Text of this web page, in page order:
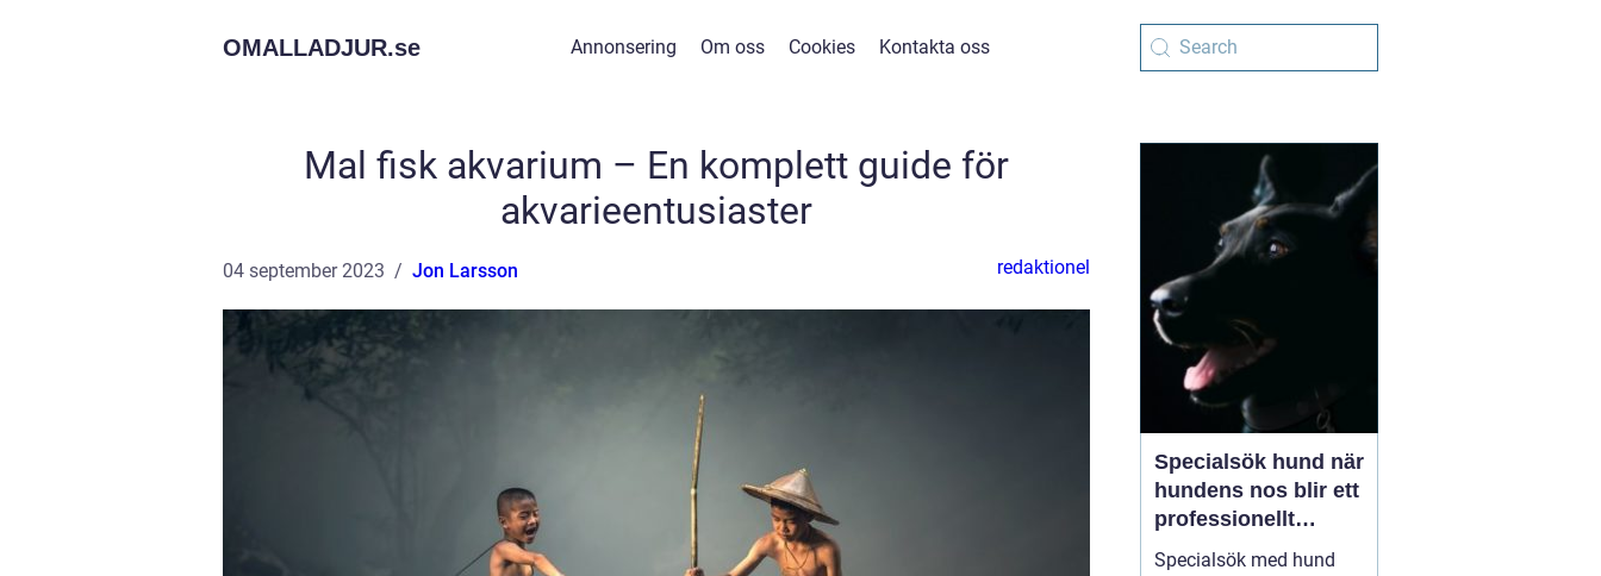
OMALLADJUR.se Annonsering Om oss Cookies Kontakta oss
Mal fisk akvarium – En komplett guide för
akvarieentusiaster
04 september 2023 Jon Larsson redaktionel
Specialsök hund när
hundens nos blir ett
professionellt
verktyg
Specialsök med hund